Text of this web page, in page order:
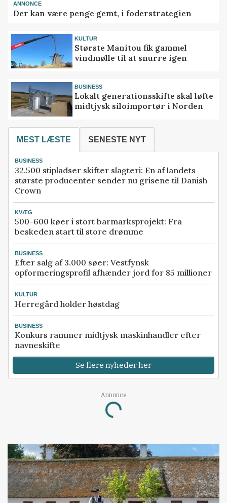
ANNONCE
Der kan være penge gemt, i foderstrategien
KULTUR
Største Manitou fik gammel
vindmølle til at snurre igen
BUSINESS
Lokalt generationsskifte skal løfte
midtjysk siloimportør i Norden
MEST LÆSTE SENESTE NYT
BUSINESS
32.500 stipladser skifter slagteri: En af landets
største producenter sender nu grisene til Danish
Crown
KVÆG
500-600 køer i stort barmarksprojekt: Fra
beskeden start til store drømme
BUSINESS
Efter salg af 3.000 søer: Vestfynsk
opformeringsprofil afhænder jord for 85 millioner
KULTUR
Herregård holder høstdag
BUSINESS
Konkurs rammer midtjysk maskinhandler efter
navneskifte
Se flere nyheder her
Annonce
Loading...